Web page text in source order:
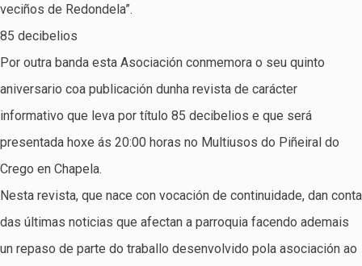
veciños de Redondela”.
85 decibelios
Por outra banda esta Asociación conmemora o seu quinto
aniversario coa publicación dunha revista de carácter
informativo que leva por título 85 decibelios e que será
presentada hoxe ás 20:00 horas no Multiusos do Piñeiral do
Crego en Chapela.
Nesta revista, que nace con vocación de continuidade, dan conta
das últimas noticias que afectan a parroquia facendo ademais
un repaso de parte do traballo desenvolvido pola asociación ao